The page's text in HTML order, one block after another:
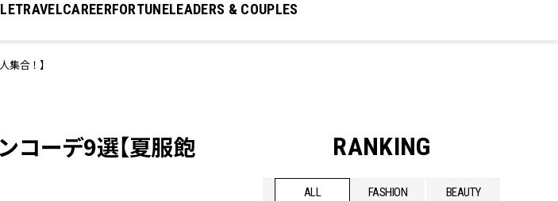
TRAVELCAREERFORTUNELEADERS & COUPLES
集合！】
コーデ9選【夏服飽
RANKING
ALL FASHION BEAUTY